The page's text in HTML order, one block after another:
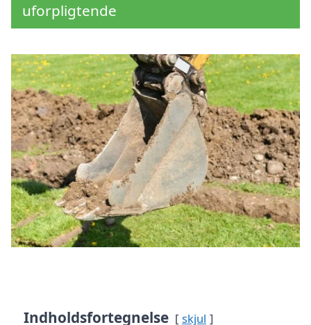
uforpligtende
Indholdsfortegnelse skjul